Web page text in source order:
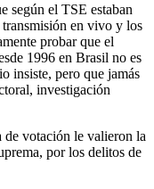
según el TSE estaban
en vivo y los
probar que el
1996 en Brasil no es
insiste, pero que jamás
investigación
de votación le valieron la
por los delitos de